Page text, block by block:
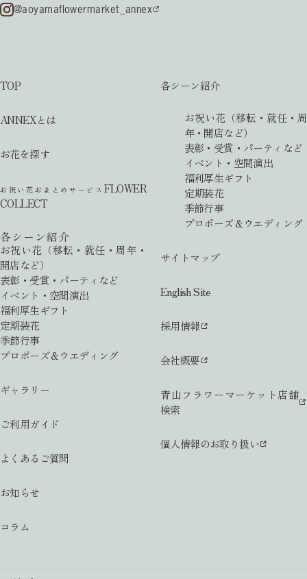
@aoyamaflowermarket_annex
TOP
ANNEXとは
お花を探す
お祝い花おまとめサービス FLOWER
COLLECT
各シーン紹介
お祝い花（移転・就任・周年・
開店など）
表彰・受賞・パーティなど
イベント・空間演出
福利厚生ギフト
定期装花
季節行事
プロポーズ＆ウエディング
ギャラリー
ご利用ガイド
よくあるご質問
お知らせ
コラム
各シーン紹介
お祝い花（移転・就任・周
年・開店など）
表彰・受賞・パーティなど
イベント・空間演出
福利厚生ギフト
定期装花
季節行事
プロポーズ＆ウエディング
サイトマップ
English Site
採用情報
会社概要
青山フラワーマーケット店舗
検索
個人情報のお取り扱い